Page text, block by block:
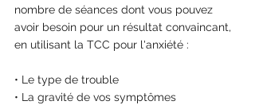
nombre de séances dont vous pouvez
avoir besoin pour un résultat convaincant,
en utilisant la TCC pour l'anxiété :
• Le type de trouble
• La gravité de vos symptômes